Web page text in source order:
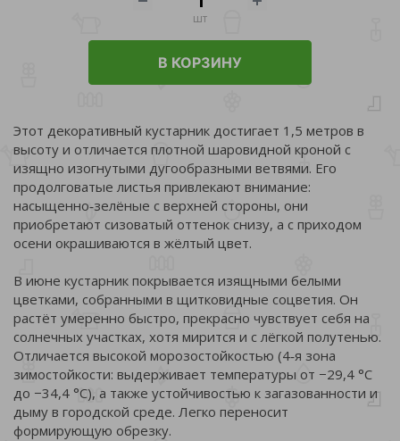
шт
В КОРЗИНУ
Этот декоративный кустарник достигает 1,5 метров в
высоту и отличается плотной шаровидной кроной с
изящно изогнутыми дугообразными ветвями. Его
продолговатые листья привлекают внимание:
насыщенно‑зелёные с верхней стороны, они
приобретают сизоватый оттенок снизу, а с приходом
осени окрашиваются в жёлтый цвет.
В июне кустарник покрывается изящными белыми
цветками, собранными в щитковидные соцветия. Он
растёт умеренно быстро, прекрасно чувствует себя на
солнечных участках, хотя мирится и с лёгкой полутенью.
Отличается высокой морозостойкостью (4‑я зона
зимостойкости: выдерживает температуры от −29,4 °C
до −34,4 °C), а также устойчивостью к загазованности и
дыму в городской среде. Легко переносит
формирующую обрезку.